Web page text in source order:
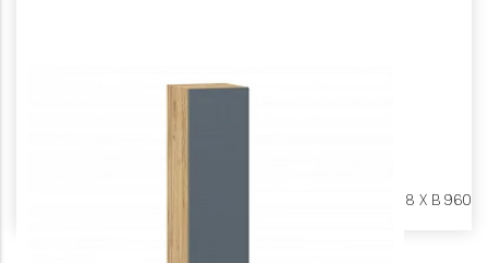
Ш 400 X Г 318 X В 960